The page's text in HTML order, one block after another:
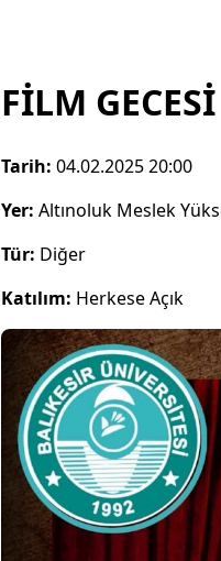
FİLM GECESİ
Tarih: 04.02.2025 20:00
Yer: Altınoluk Meslek
Tür: Diğer
Katılım: Herkese Açık